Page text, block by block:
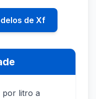
de Xf
por litro a